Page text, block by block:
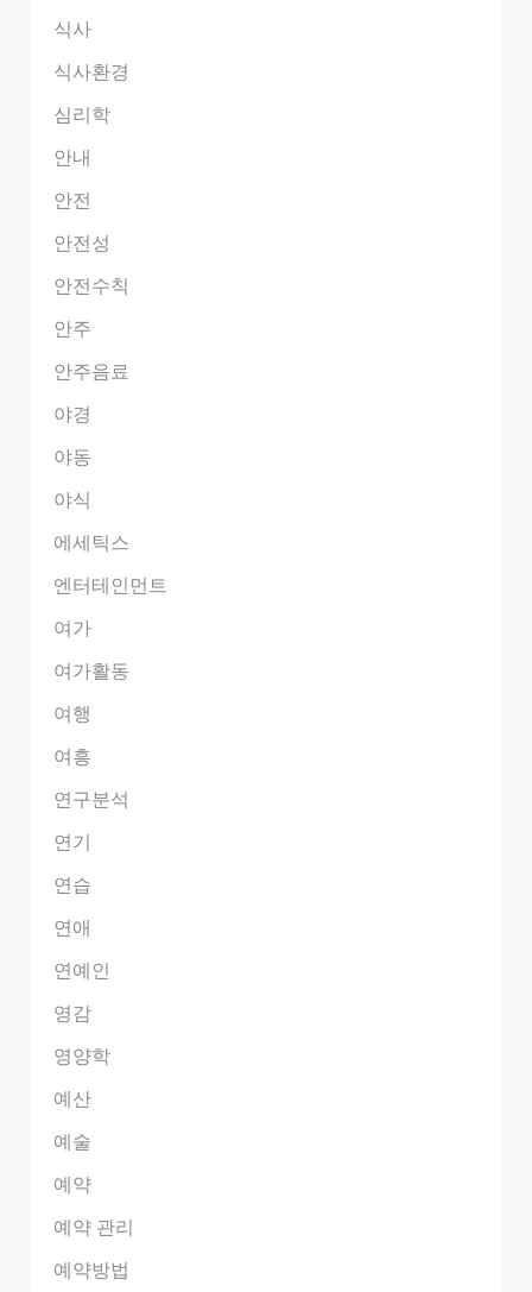
식사
식사환경
심리학
안내
안전
안전성
안전수칙
안주
안주음료
야경
야동
야식
에세틱스
엔터테인먼트
여가
여가활동
여행
여흥
연구분석
연기
연습
연애
연예인
영감
영양학
예산
예술
예약
예약 관리
예약방법